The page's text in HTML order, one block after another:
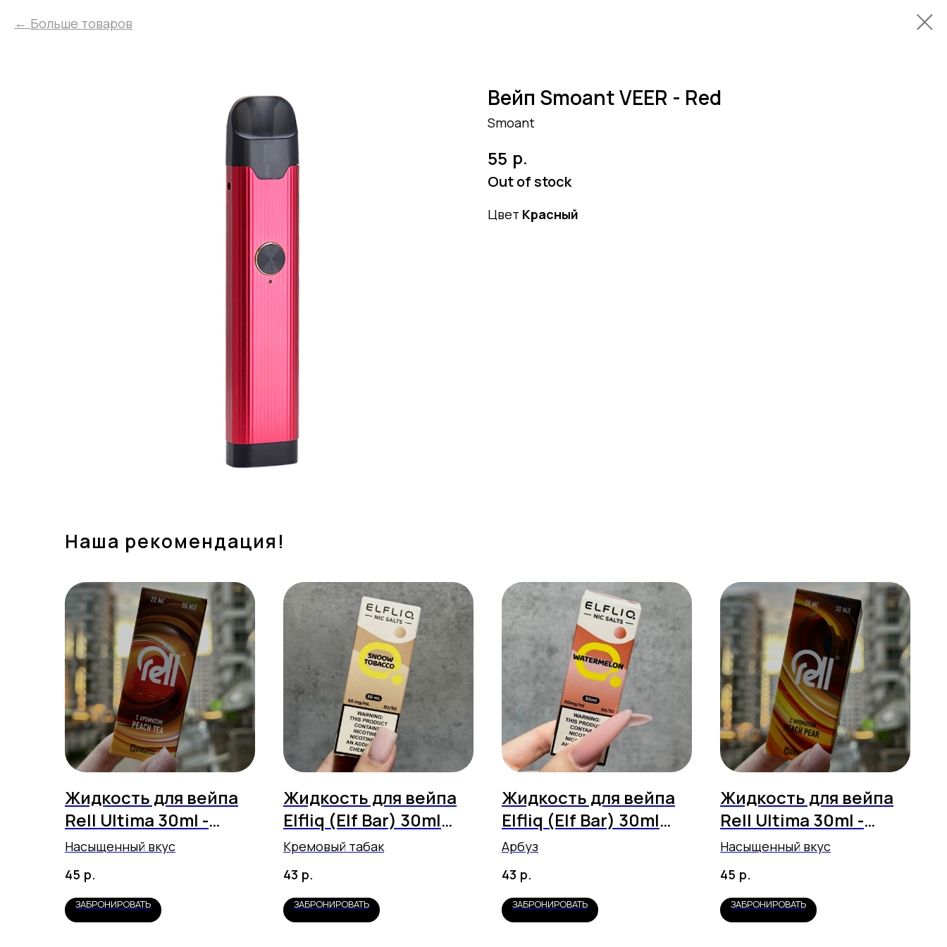
Больше товаров
Вейп Smoant VEER - Red
Smoant
55 р.
Out of stock
Цвет Красный
Наша рекомендация!
Жидкость для вейпа
Rell Ultima 30ml -
Peach Tea
Насыщенный вкус
45 р.
ЗАБРОНИРОВАТЬ
Жидкость для вейпа
Elfliq (Elf Bar) 30ml
Strong - Snoow
Tobacco
Кремовый табак
43 р.
ЗАБРОНИРОВАТЬ
Жидкость для вейпа
Elfliq (Elf Bar) 30ml
Strong - Watermelon
Арбуз
43 р.
ЗАБРОНИРОВАТЬ
Жидкость для вейпа
Rell Ultima 30ml -
Peach Pear
Насыщенный вкус
45 р.
ЗАБРОНИРОВАТЬ